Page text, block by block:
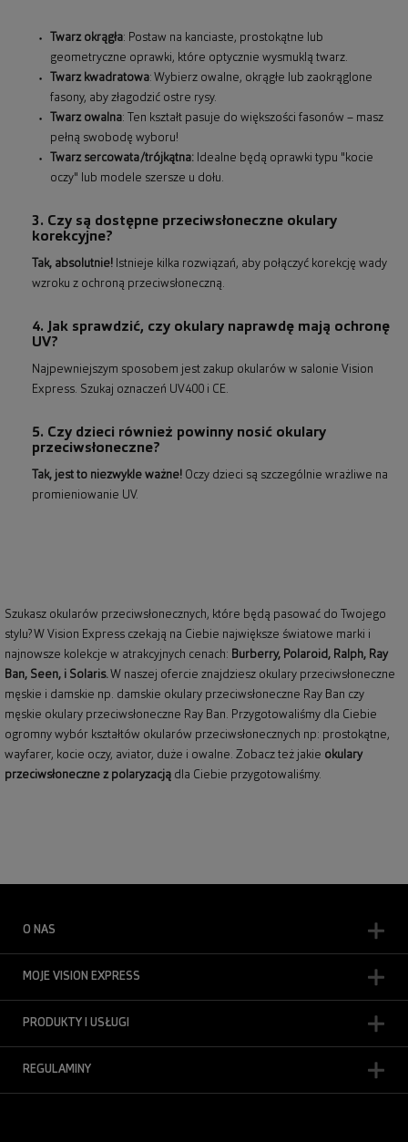
Twarz okrągła: Postaw na kanciaste, prostokątne lub
geometryczne oprawki, które optycznie wysmuklą twarz.
Twarz kwadratowa: Wybierz owalne, okrągłe lub zaokrąglone
fasony, aby złagodzić ostre rysy.
Twarz owalna: Ten kształt pasuje do większości fasonów – masz
pełną swobodę wyboru!
Twarz sercowata/trójkątna: Idealne będą oprawki typu "kocie
oczy" lub modele szersze u dołu.
3. Czy są dostępne przeciwsłoneczne okulary
korekcyjne?
Tak, absolutnie! Istnieje kilka rozwiązań, aby połączyć korekcję wady
wzroku z ochroną przeciwsłoneczną.
4. Jak sprawdzić, czy okulary naprawdę mają ochronę
UV?
Najpewniejszym sposobem jest zakup okularów w salonie Vision
Express. Szukaj oznaczeń UV400 i CE.
5. Czy dzieci również powinny nosić okulary
przeciwsłoneczne?
Tak, jest to niezwykle ważne! Oczy dzieci są szczególnie wrażliwe na
promieniowanie UV.
Szukasz okularów przeciwsłonecznych, które będą pasować do Twojego
stylu? W Vision Express czekają na Ciebie największe światowe marki i
najnowsze kolekcje w atrakcyjnych cenach: Burberry, Polaroid , Ralph, Ray
Ban, Seen, i Solaris. W naszej ofercie znajdziesz okulary przeciwsłoneczne
męskie i damskie np. damskie okulary przeciwsłoneczne Ray Ban czy
męskie okulary przeciwsłoneczne Ray Ban. Przygotowaliśmy dla Ciebie
ogromny wybór kształtów okularów przeciwsłonecznych np: prostokątne,
wayfarer, kocie oczy, aviator, duże i owalne. Zobacz też jakie okulary
przeciwsłoneczne z polaryzacją dla Ciebie przygotowaliśmy.
O NAS
MOJE VISION EXPRESS
PRODUKTY I USŁUGI
REGULAMINY